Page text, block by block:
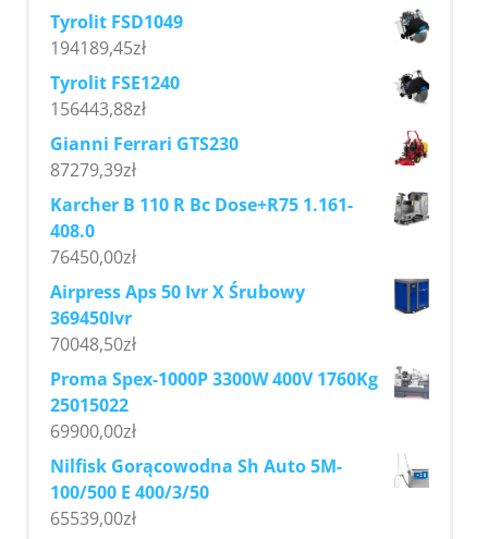
Tyrolit FSD1049
194189,45zł
Tyrolit FSE1240
156443,88zł
Gianni Ferrari GTS230
87279,39zł
Karcher B 110 R Bc Dose+R75 1.161-
408.0
76450,00zł
Airpress Aps 50 Ivr X Śrubowy
369450Ivr
70048,50zł
Proma Spex-1000P 3300W 400V 1760Kg
25015022
69900,00zł
Nilfisk Gorącowodna Sh Auto 5M-
100/500 E 400/3/50
65539,00zł